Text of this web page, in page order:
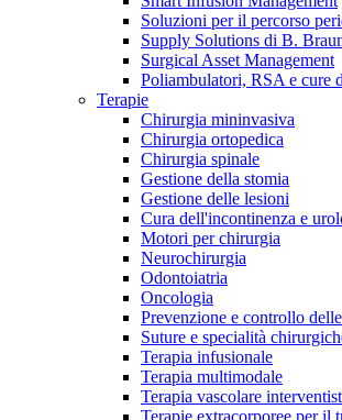
Campione stomia o cateteri
Richiedi gratuitamente un campione al
Trova la tua opportunità di lavoro!
Soluzioni per il percorso
Supply Solutions di B.
Surgical Asset Management
Poliambulatori, RSA e cure
Terapie
Chirurgia mininvasiva
Chirurgia ortopedica
Chirurgia spinale
Gestione della stomia
Gestione delle lesioni
Cura dell'incontinenza e
Motori per chirurgia
Neurochirurgia
Odontoiatria
Oncologia
Prevenzione e controllo
Suture e specialità
Terapia infusionale
Terapia multimodale
Terapia vascolare
Terapie extracorporee per il